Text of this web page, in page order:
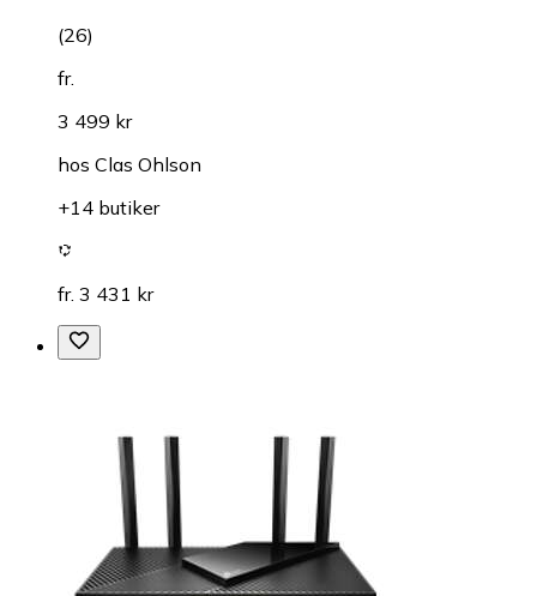
(26)
fr.
3 499 kr
hos Clas Ohlson
+14 butiker
fr. 3 431 kr